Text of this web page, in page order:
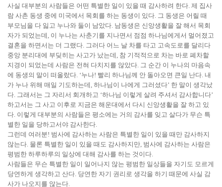
사실 대부분의 사람들은 어떤 특별한 일이 있을 때 감사하려 한다. 제 집사
람 사촌 동생 중에 미국에서 목회를 하는 동생이 있다. 그 동생은 어릴 때
부모님을 다 잃고 누나와 둘이 남았다. 남동생은 신앙생활을 잘 해서 목회
자가 되었는데, 이 누나는 사춘기를 지나면서 점점 하나님에게서 멀어졌고
결혼을 하면서는 더 그랬다. 그러다 어느 날 차를 타고 고속도로를 달리다
중앙 분리대에 부딪히는 사고가 났는데, 참 기적적으로 차는 바로 폐차할
지경이 되었는데 사람은 전혀 다치지를 않았다. 그 순간 이 누나의 마음속
에 동생의 말이 떠올랐다. ‘누나! 빨리 하나님께 안 돌아오면 큰일 난다. 내
가 누나 위해 매일 기도하는데, 하나님이 나에게 그러셨다’ 한 말이 생각났
다. 그래서는 그 자리서 회개하고 ‘하나님 이렇게 살려 주셔서 감사합니다’
하고서는 그 사고 이후로 지금은 해운대에서 다시 신앙생활을 잘 하고 있
다. 이렇게 대부분의 사람들은 평소에는 거의 감사를 잊고 살다가 무슨 특
별한 일을 당하고서야 감사한다.
그런데 여러분! 범사에 감사하는 사람은 특별한 일이 있을 때만 감사하지
않는다. 물론 특별한 일이 있을 때도 감사하지만, 범사에 감사하는 사람은
평범한 하루하루의 일상에 대해 감사를 하는 것이다.
사람들은 무슨 특별한 일이 일어나지 않는 평범한 일상들을 자기도 모르게
당연하게 생각하고 산다. 당연한 자기 권리로 생각을 하기 때문에 사실 감
사가 나오지를 않는다.